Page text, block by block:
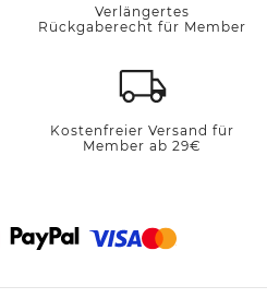
Verlängertes
Rückgaberecht für Member
Kostenfreier Versand für
Member ab 29€